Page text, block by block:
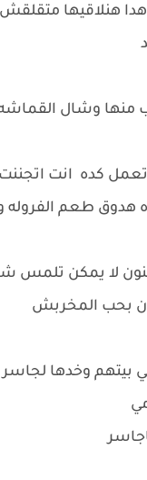
هنلاقيها متقلقش
منها وشال
كده انت اتجننت
هدوق طعم
لا يمكن تلمس
بحب المخربش
بيتهم وخدها لجاسر